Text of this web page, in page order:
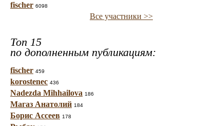
fischer 6098
Все участники >>
Топ 15
по дополненным публикациям:
fischer 459
korostenec 436
Nadezda Mihhailova 186
Магаз Анатолий 184
Борис Ассеев 178